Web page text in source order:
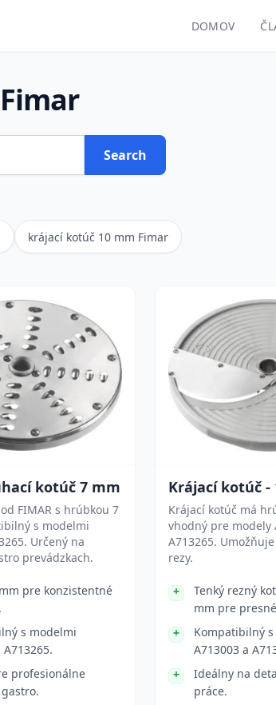
DOMOV
Search
krájací kotúč 10 mm Fimar
kotúč 7 mm
FIMAR s hrúbkou 7
s modelmi
Určený na
prevádzkach.
pre konzistentné
s modelmi
A713265.
profesionálne
Krájací kotúč -
Krájací kotúč má
vhodný pre modely
A713265.
rezy.
Tenký rezný
mm pre
Kompatibilný
A713003 a
Ideálny na
práce.